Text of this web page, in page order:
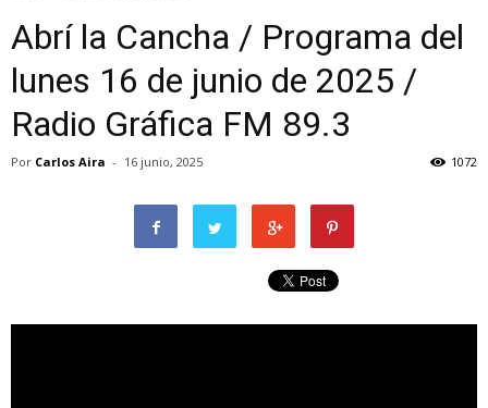
Abrí la Cancha / Programa del
lunes 16 de junio de 2025 /
Radio Gráfica FM 89.3
Por Carlos Aira - 16 junio, 2025 1072